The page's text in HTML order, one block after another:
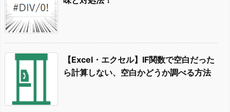
【Excel・エクセル】IF関数で空白だった
ら計算しない、空白かどうか調べる方法